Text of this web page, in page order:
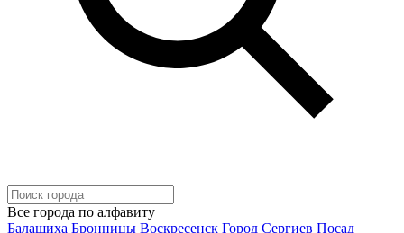
Все города по алфавиту
Балашиха Бронницы Воскресенск Город Сергиев Посад